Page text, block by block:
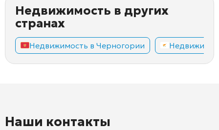
Недвижимость в других
странах
Недвижимость в Черногории
Наши контакты